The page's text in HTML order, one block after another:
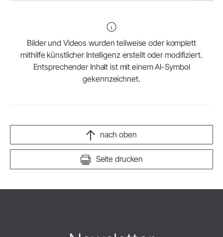
Bilder und Videos wurden teilweise oder komplett
mithilfe künstlicher Intelligenz erstellt oder modifiziert.
Entsprechender Inhalt ist mit einem AI-Symbol
gekennzeichnet.
Seite drucken
nach oben